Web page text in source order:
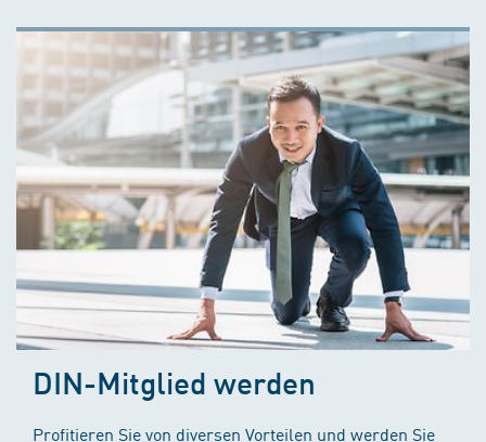
DIN-Mitglied werden
Profitieren Sie von diversen Vorteilen und werden Sie